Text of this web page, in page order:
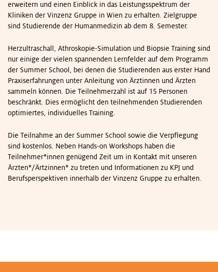
erweitern und einen Einblick in das Leistungsspektrum der
Kliniken der Vinzenz Gruppe in Wien zu erhalten. Zielgruppe
sind Studierende der Humanmedizin ab dem 8. Semester.
Herzultraschall, Athroskopie-Simulation und Biopsie Training sind
nur einige der vielen spannenden Lernfelder auf dem Programm
der Summer School, bei denen die Studierenden aus erster Hand
Praxiserfahrungen unter Anleitung von Ärztinnen und Ärzten
sammeln können. Die Teilnehmerzahl ist auf 15 Personen
beschränkt. Dies ermöglicht den teilnehmenden Studierenden
optimiertes, individuelles Training.
Die Teilnahme an der Summer School sowie die Verpflegung
sind kostenlos. Neben Hands-on Workshops haben die
Teilnehmer*innen genügend Zeit um in Kontakt mit unseren
Ärzten*/Ärtzinnen* zu treten und Informationen zu KPJ und
Berufsperspektiven innerhalb der Vinzenz Gruppe zu erhalten.